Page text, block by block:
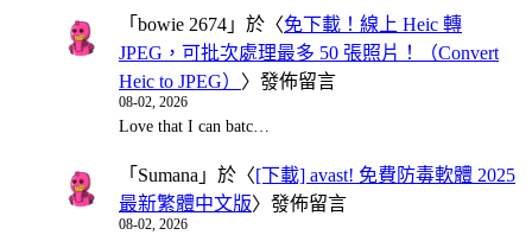
「 bowie 2674 」於〈免下載！線上 Heic 轉
JPEG，可批次處理最多 50 張照片！（Convert
Heic to JPEG） 〉發佈留言
08-02, 2026
Love that I can batc…
「 Sumana 」於〈[下載] avast! 免費防毒軟體 2025
最新繁體中文版〉發佈留言
08-02, 2026